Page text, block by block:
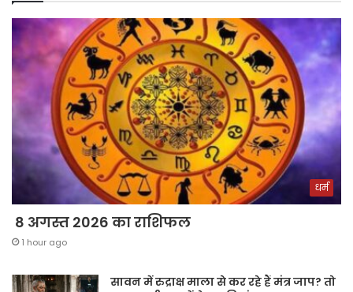
धर्म
8 अगस्त 2026 का राशिफल
1 hour ago
सावन में रुद्राक्ष माला से कर रहे हैं मंत्र जाप? तो